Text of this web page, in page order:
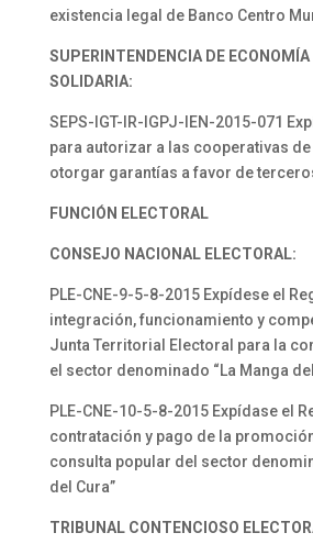
existencia legal de Banco Centro
SUPERINTENDENCIA DE
SOLIDARIA:
SEPS-IGT-IR-IGPJ-IEN-2015-071
para autorizar a las cooperativas
otorgar garantías a favor de
FUNCIÓN ELECTORAL
CONSEJO NACIONAL ELECTORAL:
PLE-CNE-9-5-8-2015 Expídese el
integración, funcionamiento y
Junta Territorial Electoral para la
el sector denominado “La Manga
PLE-CNE-10-5-8-2015 Expídase el
contratación y pago de la
consulta popular del sector
del Cura”
TRIBUNAL CONTENCIOSO